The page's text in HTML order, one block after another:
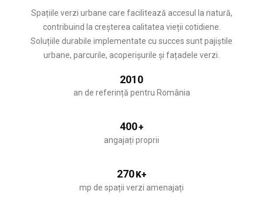
Spațiile verzi urbane care facilitează accesul la natură,
contribuind la creșterea calitatea vieții cotidiene.
Soluțiile durabile implementate cu succes sunt pajiștile
urbane, parcurile, acoperișurile și fațadele verzi.
2010
an de referință pentru România
400+
angajați proprii
270K+
mp de spații verzi amenajați